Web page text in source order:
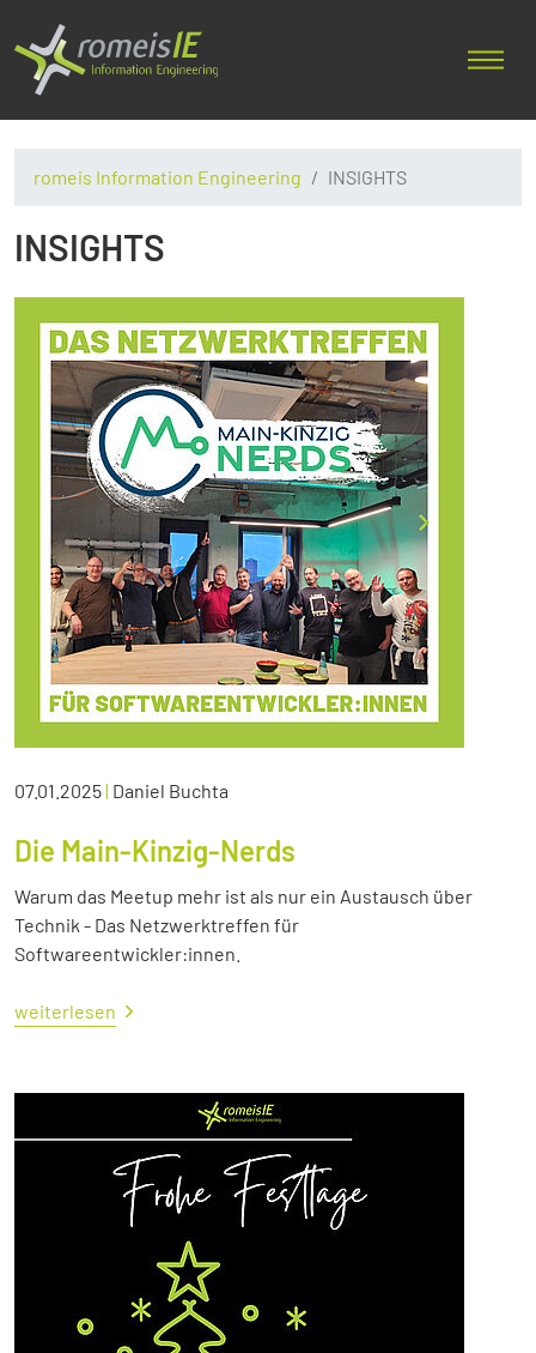
romeis Information Engineering INSIGHTS
INSIGHTS
07.01.2025| Daniel Buchta
Die Main-Kinzig-Nerds
Warum das Meetup mehr ist als nur ein Austausch über
Technik - Das Netzwerktreffen für
Softwareentwickler:innen.
weiterlesen